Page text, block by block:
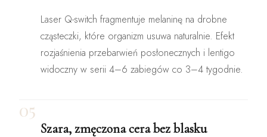
Laser Q-switch fragmentuje melaninę na drobne
cząsteczki, które organizm usuwa naturalnie. Efekt
rozjaśnienia przebarwień posłonecznych i lentigo
widoczny w serii 4–6 zabiegów co 3–4 tygodnie.
05
Szara, zmęczona cera bez blasku